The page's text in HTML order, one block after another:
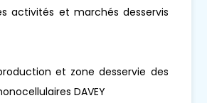
activités et marchés desservis
et zone desservie des
DAVEY